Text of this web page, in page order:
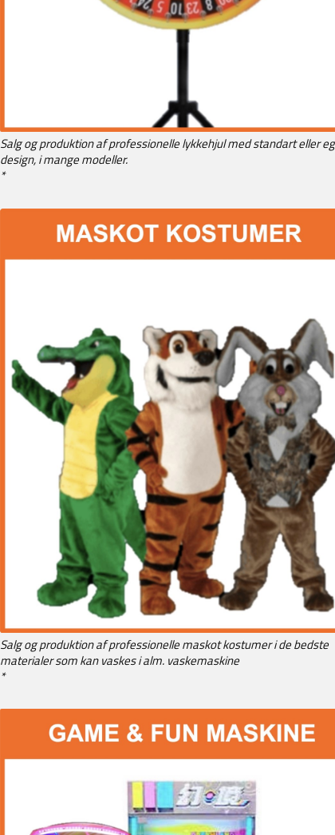
Salg og produktion af professionelle lykkehjul med standart eller
design, i mange modeller.
*
Salg og produktion af professionelle maskot kostumer i de bedste
materialer som kan vaskes i alm. vaskemaskine
*